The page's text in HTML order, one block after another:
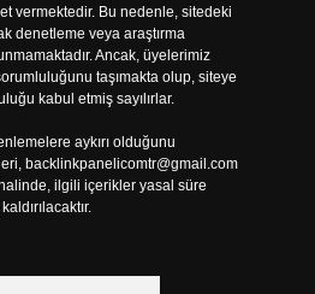
vermektedir. Bu nedenle, sitedeki
denetleme veya araştırma
Ancak, üyelerimiz
taşımakta olup, siteye
kabul etmiş sayılırlar.
aykırı olduğunu
backlinkpanelicomtr@gmail.com
ilgili içerikler yasal süre